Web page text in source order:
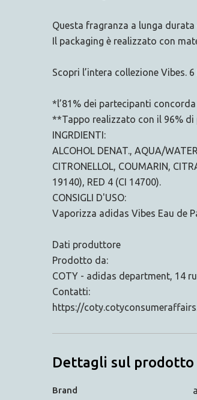
Questa fragranza a lunga
Il packaging è realizzato con
Scopri l’intera collezione Vibes.
*l’81% dei partecipanti
**Tappo realizzato con il 96%
INGRDIENTI:
ALCOHOL DENAT., AQUA/
CITRONELLOL, COUMARIN,
19140), RED 4 (CI 14700).
CONSIGLI D'USO:
Vaporizza adidas Vibes Eau de
Dati produttore
Prodotto da:
COTY - adidas department, 14
Contatti:
https://
Dettagli sul prodotto
Brand